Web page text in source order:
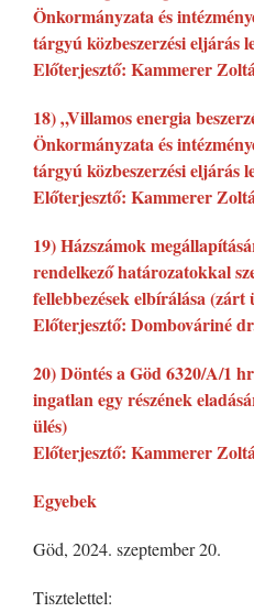
Önkormányzata és
tárgyú közbeszerzési eljárás
Előterjesztő: Kammerer
18) „Villamos energia
Önkormányzata és
tárgyú közbeszerzési eljárás
Előterjesztő: Kammerer
19) Házszámok
rendelkező határozatokkal
fellebbezések elbírálása (zárt
Előterjesztő: Dombováriné
20) Döntés a Göd 6320/A/1
ingatlan egy részének
ülés)
Előterjesztő: Kammerer
Egyebek
Göd, 2024. szeptember 20.
Tisztelettel: